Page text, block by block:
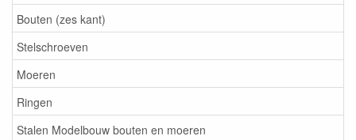
Bouten (zes kant)
Stelschroeven
Moeren
Ringen
Stalen Modelbouw bouten en moeren